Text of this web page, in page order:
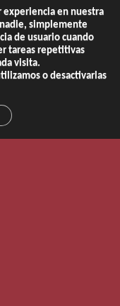
en nuestra
simplemente
de usuario cuando
tareas repetitivas
visita.
o desactivarlas